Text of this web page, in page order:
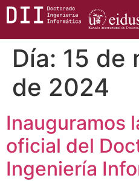
Día: 15 de
de 2024
Inauguramos
oficial del
Ingeniería